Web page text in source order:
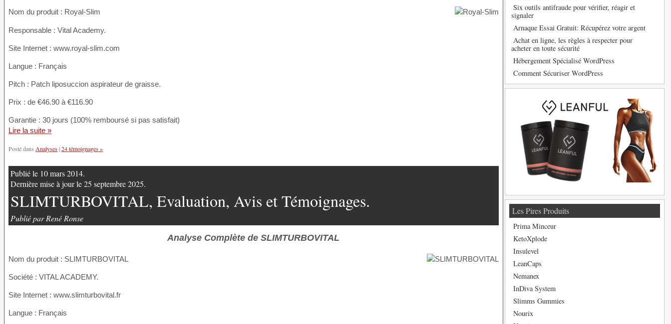
Nom du produit : Royal-Slim
Responsable : Vital Academy.
Site Internet : www.royal-slim.com
Langue : Français
Pitch : Patch liposuccion aspirateur de graisse.
Prix : de €46.90 à €116.90
Garantie : 30 jours (100% remboursé si pas satisfait)
Lire la suite »
Posté dans Analyses|24 témoignages »
Publié le 10 mars 2014.
Dernière mise à jour le 25 septembre 2025.
SLIMTURBOVITAL, Evaluation, Avis et Témoignages.
Publié par René Ronse
Analyse Complète de SLIMTURBOVITAL
Nom du produit : SLIMTURBOVITAL
Société : VITAL ACADEMY.
Site Internet : www.slimturbovital.fr
Langue : Français
Six outils antifraude pour vérifier, réagir et
signaler
Arnaque Essai Gratuit: Récupérez votre argent
Achat en ligne, les règles à respecter pour
acheter en toute sécurité
Hébergement Spécialisé WordPress
Comment Sécuriser WordPress
Les Pires Produits
Prima Minceur
KetoXplode
Insulevel
LeanCaps
Nemanex
InDiva System
Slimms Gummies
Nourix